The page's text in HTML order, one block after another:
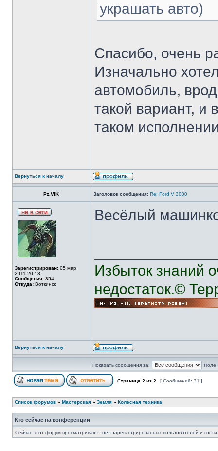
украшать авто)
Спасибо, очень
Изначально
автомобиль,
такой вариант, и
таком
Вернуться к началу
Pz.VIK Заголовок сообщения: Re: Ford V 3000
Зарегистрирован: 05 мар
2011 20:13
Сообщения: 354
Откуда: Воткинск
Весёлый
Избыток знаний
недостаток.©
Вернуться к началу
Показать сообщения за: Поле
Страница 2 из 2 [ Сообщений: 31 ]
Список форумов » Мастерская » Земля » Колесная техника
Кто сейчас на конференции
Сейчас этот форум просматривают: нет зарегистрированных пользователей и